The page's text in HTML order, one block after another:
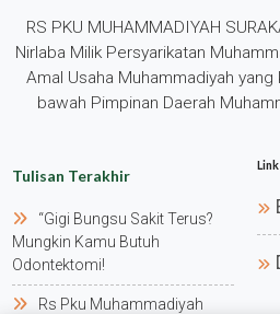
RS PKU MUHAMMADIYAH
Nirlaba Milik Persyarikatan
Amal Usaha Muhammadiyah
bawah Pimpinan Daerah
Tulisan Terakhir
“gigi Bungsu Sakit Terus?
Mungkin Kamu Butuh
Odontektomi!
Rs Pku Muhammadiyah